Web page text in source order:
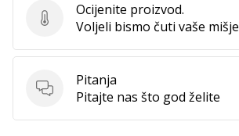
brend
ambasador.
Prikaži
Ocijenite proizvod.
Ocijenite proizvod.
Voljeli bismo čuti vaše
Pitanja
Pitanja
Pitajte nas što god želite